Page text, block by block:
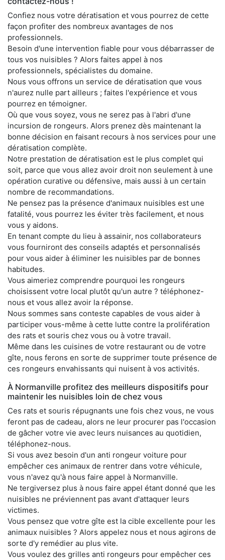
Confiez nous votre dératisation et vous pourrez de cette
façon profiter des nombreux avantages de nos
professionnels.
Besoin d'une intervention fiable pour vous débarrasser de
tous vos nuisibles ? Alors faites appel à nos
professionnels, spécialistes du domaine.
Nous vous offrons un service de dératisation que vous
n'aurez nulle part ailleurs ; faites l'expérience et vous
pourrez en témoigner.
Où que vous soyez, vous ne serez pas à l'abri d'une
incursion de rongeurs. Alors prenez dès maintenant la
bonne décision en faisant recours à nos services pour une
dératisation complète.
Notre prestation de dératisation est le plus complet qui
soit, parce que vous allez avoir droit non seulement à une
opération curative ou défensive, mais aussi à un certain
nombre de recommandations.
Ne pensez pas la présence d'animaux nuisibles est une
fatalité, vous pourrez les éviter très facilement, et nous
vous y aidons.
En tenant compte du lieu à assainir, nos collaborateurs
vous fourniront des conseils adaptés et personnalisés
pour vous aider à éliminer les nuisibles par de bonnes
habitudes.
Vous aimeriez comprendre pourquoi les rongeurs
choisissent votre local plutôt qu'un autre ? téléphonez-
nous et vous allez avoir la réponse.
Nous sommes sans conteste capables de vous aider à
participer vous-même à cette lutte contre la prolifération
des rats et souris chez vous ou à votre travail.
Même dans les cuisines de votre restaurant ou de votre
gîte, nous ferons en sorte de supprimer toute présence de
ces rongeurs envahissants qui nuisent à vos activités.
À Normanville profitez des meilleurs dispositifs pour
maintenir les nuisibles loin de chez vous
Ces rats et souris répugnants une fois chez vous, ne vous
feront pas de cadeau, alors ne leur procurer pas l'occasion
de gâcher votre vie avec leurs nuisances au quotidien,
téléphonez-nous.
Si vous avez besoin d'un anti rongeur voiture pour
empêcher ces animaux de rentrer dans votre véhicule,
vous n'avez qu'à nous faire appel à Normanville.
Ne tergiversez plus à nous faire appel étant donné que les
nuisibles ne préviennent pas avant d'attaquer leurs
victimes.
Vous pensez que votre gîte est la cible excellente pour les
animaux nuisibles ? Alors appelez nous et nous agirons de
sorte d'y remédier au plus vite.
Vous voulez des grilles anti rongeurs pour empêcher ces